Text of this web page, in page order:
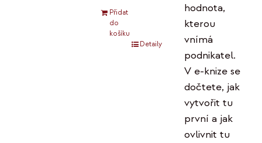
Přidat
do
košíku
Detaily
hodnota,
kterou
vnímá
podnikatel.
V e-knize se
dočtete, jak
vytvořit tu
první a jak
ovlivnit tu